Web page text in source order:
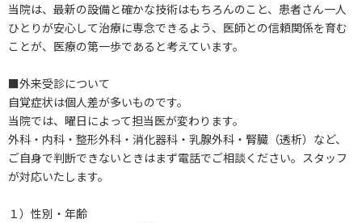
当院は、最新の設備と確かな技術はもちろんのこと、患者さん一人
ひとりが安心して治療に専念できるよう、医師との信頼関係を育む
ことが、医療の第一歩であると考えています。
■外来受診について
自覚症状は個人差が多いものです。
当院では、曜日によって担当医が変わります。
外科・内科・整形外科・消化器科・乳腺外科・腎臓（透析）など、
ご自身で判断できないときはまず電話でご相談ください。スタッフ
が対応いたします。
１）性別・年齢